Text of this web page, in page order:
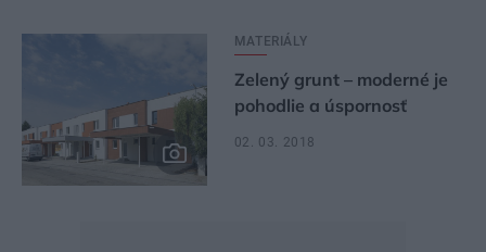
MATERIÁLY
Zelený grunt – moderné je
pohodlie a úspornosť
02. 03. 2018